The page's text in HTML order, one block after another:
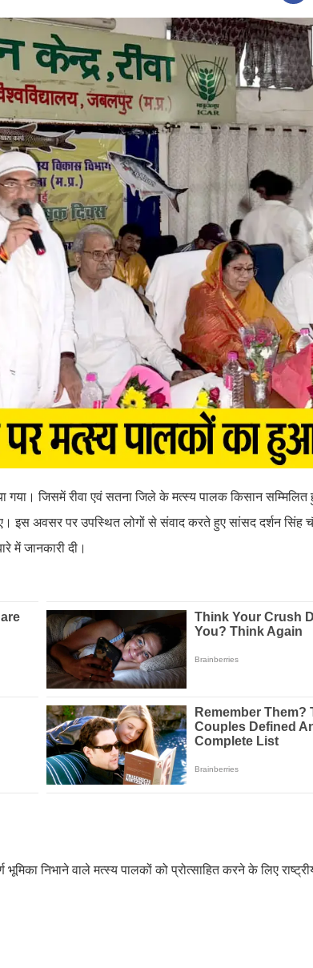
गया। जिसमें रीवा एवं सतना जिले के मत्स्य पालक किसान
इस अवसर पर उपस्थित लोगों से संवाद करते हुए सांसद दर्शन सिंह
में जानकारी दी।
भूमिका निभाने वाले मत्स्य पालकों को प्रोत्साहित करने के लिए